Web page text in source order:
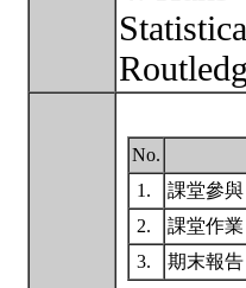
No.
1.
課堂參與
2.
課堂作業
3.
期末報告